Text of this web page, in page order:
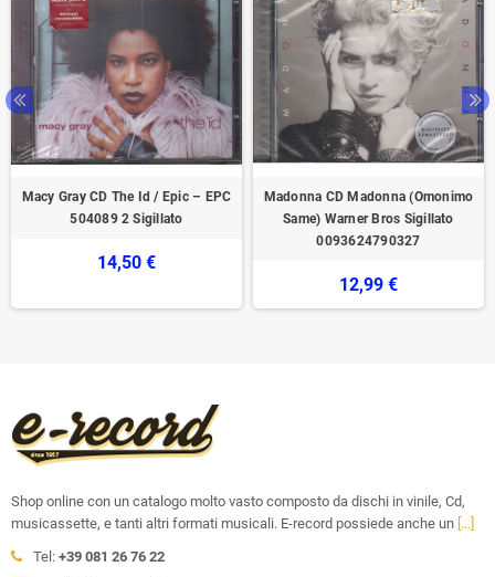
Macy Gray CD The Id / Epic ‎– EPC
504089 2 Sigillato
14,50 €
Madonna CD Madonna (Omonimo
Same) Warner Bros Sigillato
0093624790327
12,99 €
Shop online con un catalogo molto vasto composto da dischi in vinile, Cd,
musicassette, e tanti altri formati musicali. E-record possiede anche un [...]
Tel: +39 081 26 76 22